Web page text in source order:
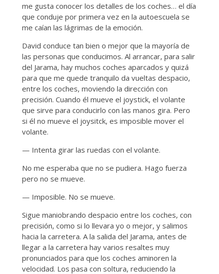
me gusta conocer los detalles de los coches… el día
que conduje por primera vez en la autoescuela se
me caían las lágrimas de la emoción.
David conduce tan bien o mejor que la mayoría de
las personas que conducimos. Al arrancar, para salir
del Jarama, hay muchos coches aparcados y quizá
para que me quede tranquilo da vueltas despacio,
entre los coches, moviendo la dirección con
precisión. Cuando él mueve el joystick, el volante
que sirve para conducirlo con las manos gira. Pero
si él no mueve el joysitck, es imposible mover el
volante.
— Intenta girar las ruedas con el volante.
No me esperaba que no se pudiera. Hago fuerza
pero no se mueve.
— Imposible. No se mueve.
Sigue maniobrando despacio entre los coches, con
precisión, como si lo llevara yo o mejor, y salimos
hacia la carretera. A la salida del Jarama, antes de
llegar a la carretera hay varios resaltes muy
pronunciados para que los coches aminoren la
velocidad. Los pasa con soltura, reduciendo la